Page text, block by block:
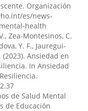
Organización
es/news-
health
Zea-Montesinos, C.
Y. F., Jauregui-
(2023). Ansiedad en
In Ansiedad
de Salud Mental
de Educación